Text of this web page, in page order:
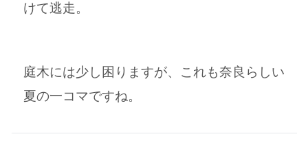
けて逃走。
庭木には少し困りますが、これも奈良らしい
夏の一コマですね。